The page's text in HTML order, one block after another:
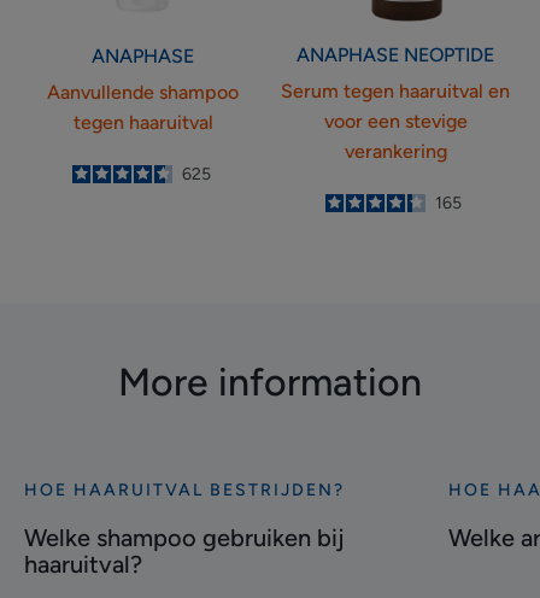
ANAPHASE
Aanvullende shampoo
tegen haaruitval
4.6
/
5
625
verankering
ANAPHASE NEOPTIDE
Serum tegen haaruitval en
voor een stevige
verankering
4.3
/5
165
More information
Ontdekken
Welke
shampoo
HOE HAARUITVAL BESTRIJDEN?
Welke shampoo gebruiken bij
haaruitval?
Welke
HOE
Welke